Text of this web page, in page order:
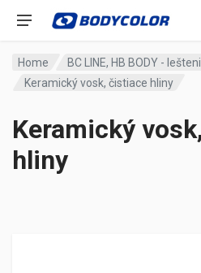
Home
BC LINE, HB BODY -
Keramický vosk, čistiace hliny
Keramický
hliny